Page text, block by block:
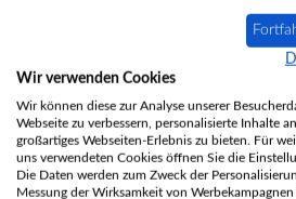
Produktnummer:
Hersteller:Justus
Regulärer
419,30 €
Wir verwenden Cookies
Wir können diese zur Analyse unserer
Webseite zu verbessern, personalisierte Inhalte
großartiges Webseiten-Erlebnis zu bieten. Für
uns verwendeten Cookies öffnen Sie die
Die Daten werden zum Zweck der
Messung der Wirksamkeit von